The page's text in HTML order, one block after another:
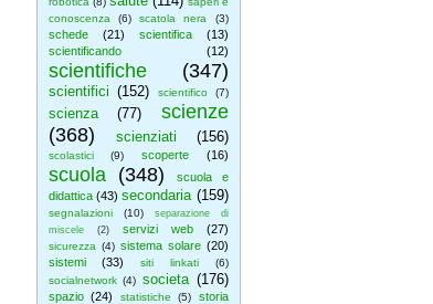
conoscenza
(6) scatola nera (3)
schede (21) scientifica
(13)
scientificando
(12)
scientifiche (347)
scientifici (152) scientifico (7)
scienza (77)
scienze
(368)
scienziati (156)
scolastici (9) scoperte (16)
scuola (348)
scuola e
didattica (43) secondaria (159)
segnalazioni (10)
separazione di
miscele
(2) servizi web (27)
sicurezza (4) sistema solare (20)
sistemi
(33) siti linkati
(6)
socialnetwork (4) societa (176)
spazio (24) statistiche (5)
storia